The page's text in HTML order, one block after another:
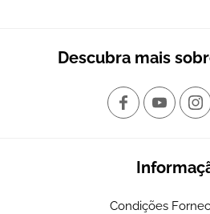
Descubra mais
Condições